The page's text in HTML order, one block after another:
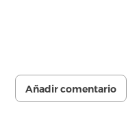
Añadir comentario